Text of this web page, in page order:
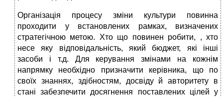
Організація процесу зміни культури повинна
проходити у встановлених рамках, визначених
стратегічною метою. Хто що повинен робити, , хто
несе яку відповідальність, який бюджет, які інші
засоби і т.д. Для керування змінами на кожнім
напрямку необхідно призначити керівника, що по
своїх знаннях, здібностям, досвіду й авторитету в
стані забезпечити досягнення поставлених цілей у